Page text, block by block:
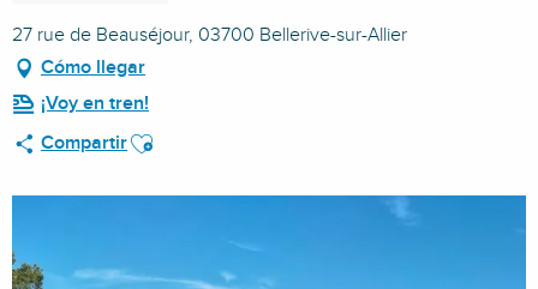
27 rue de Beauséjour, 03700 Bellerive-sur-Allier
Cómo llegar
¡Voy en tren!
CompartirAjouter aux favoris